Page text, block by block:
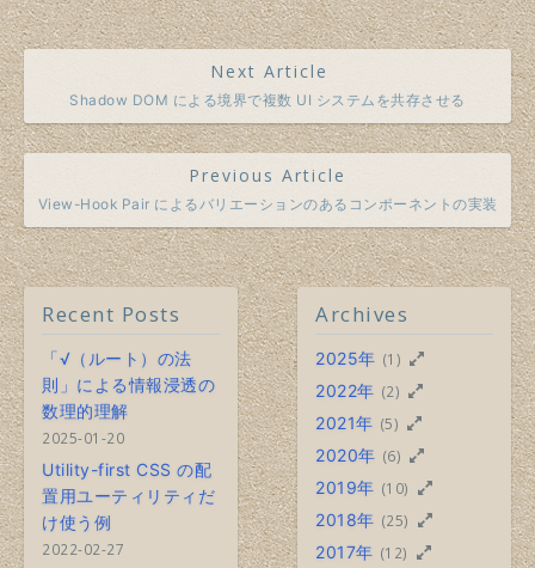
Next Article
Shadow DOM による境界で複数 UI システムを共存させる
Previous Article
View-Hook Pair によるバリエーションのあるコンポーネントの実装
Recent Posts
「√（ルート）の法
則」による情報浸透の
数理的理解
2025-01-20
Utility-first CSS の配
置用ユーティリティだ
け使う例
2022-02-27
Archives
2025年 (1)
2022年 (2)
2021年 (5)
2020年 (6)
2019年 (10)
2018年 (25)
2017年 (12)